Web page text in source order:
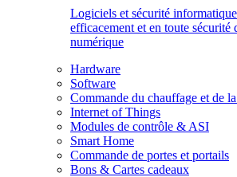
Logiciels et sécurité
efficacement et en toute sécurité
numérique
Hardware
Software
Commande du chauffage et de
Internet of Things
Modules de contrôle & ASI
Smart Home
Commande de portes et portails
Bons & Cartes cadeaux